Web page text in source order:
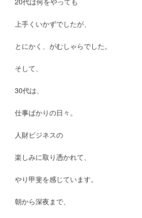
上手くいかずでしたが、
とにかく、がむしゃらでした。
そして、
30代は、
仕事ばかりの日々。
人財ビジネスの
楽しみに取り憑かれて、
やり甲斐を感じています。
朝から深夜まで、